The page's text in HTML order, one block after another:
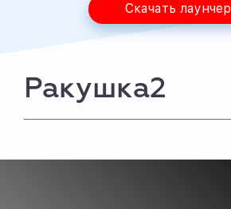
Скачать лаунчер
Ракушка2